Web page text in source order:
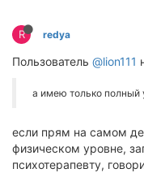
R redya
Пользователь @lion111
а имею только полный
если прям на самом
физическом уровне,
психотерапевту,